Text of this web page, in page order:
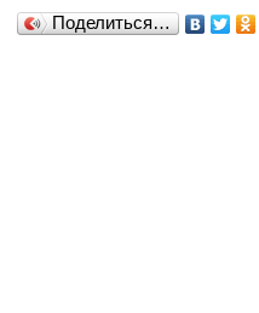
Поделиться…